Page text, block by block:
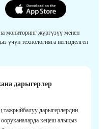
мониторинг жүргүзүү менен
технологияга негизделген
дарыгерлер
дарыгерлердин
кеңеш алыңыз